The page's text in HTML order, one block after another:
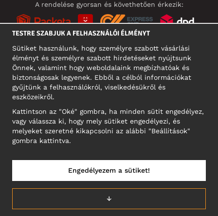
A rendelése gyorsan és követhetően érkezik:
KÖZÖSSÉGI MÉDIA
Motley Denim Europe OÜ
Narva mnt 5, EE-10117 Tallinn
Reg: 12356245
MAGYARORSZÁG/MAGYAR
TESTRE SZABJUK A FELHASZNÁLÓI ÉLMÉNYT
Sütiket használunk, hogy személyre szabott vásárlási
élményt és személyre szabott hirdetéseket nyújtsunk
Önnek, valamint hogy weboldalaink megbízhatóak és
biztonságosak legyenek. Ebből a célból információkat
gyűjtünk a felhasználókról, viselkedésükről és
eszközeikről.
Kattintson az "Oké" gombra, ha minden sütit engedélyez,
vagy válassza ki, hogy mely sütiket engedélyezi, és
melyeket szeretné kikapcsolni az alábbi "Beállítások"
gombra kattintva.
↓
Engedélyezem a sütiket!